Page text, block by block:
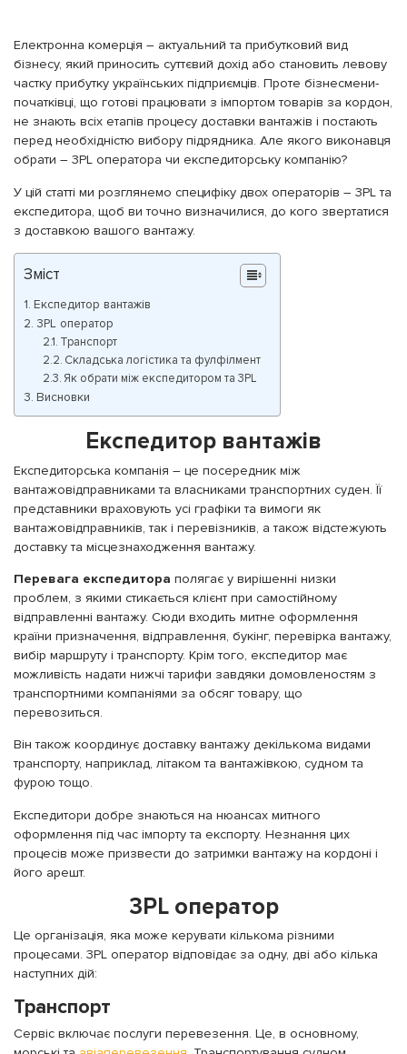
Електронна комерція – актуальний та прибутковий вид
бізнесу, який приносить суттєвий дохід або становить левову
частку прибутку українських підприємців. Проте бізнесмени-
початківці, що готові працювати з імпортом товарів за кордон,
не знають всіх етапів процесу доставки вантажів і постають
перед необхідністю вибору підрядника. Але якого виконавця
обрати – 3PL оператора чи експедиторську компанію?
У цій статті ми розглянемо специфіку двох операторів – 3PL та
експедитора, щоб ви точно визначилися, до кого звертатися
з доставкою вашого вантажу.
Зміст
Експедитор вантажів
3PL оператор
Транспорт
Складська логістика та фулфілмент
Як обрати між експедитором та 3PL
Висновки
Експедитор вантажів
Експедиторська компанія – це посередник між
вантажовідправниками та власниками транспортних суден. Її
представники враховують усі графіки та вимоги як
вантажовідправників, так і перевізників, а також відстежують
доставку та місцезнаходження вантажу.
Перевага експедитора полягає у вирішенні низки
проблем, з якими стикається клієнт при самостійному
відправленні вантажу. Сюди входить митне оформлення
країни призначення, відправлення, букінг, перевірка вантажу,
вибір маршруту і транспорту. Крім того, експедитор має
можливість надати нижчі тарифи завдяки домовленостям з
транспортними компаніями за обсяг товару, що
перевозиться.
Він також координує доставку вантажу декількома видами
транспорту, наприклад, літаком та вантажівкою, судном та
фурою тощо.
Експедитори добре знаються на нюансах митного
оформлення під час імпорту та експорту. Незнання цих
процесів може призвести до затримки вантажу на кордоні і
його арешт.
3PL оператор
Це організація, яка може керувати кількома різними
процесами. 3PL оператор відповідає за одну, дві або кілька
наступних дій:
Транспорт
Сервіс включає послуги перевезення. Це, в основному,